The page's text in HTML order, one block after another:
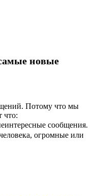
новые
. Потому что мы
что:
сообщения.
огромные или